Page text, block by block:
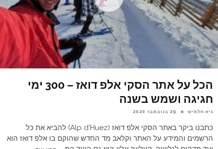
הכל על אתר הסקי אלפ דואז – 300 ימי
חגיגה ושמש בשנה
גיא חלמיש 29 בנובמבר 2020
כתבנו ביקר באתר הסקי אלפ דואז (Alp d'Huez) להביא את כל
הרשמים והמידע על האתר וקלאב מד החדש שהוקם בו אלפ דואז הוא